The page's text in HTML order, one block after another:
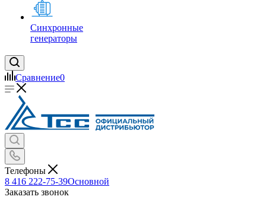
Синхронные
генераторы
Сравнение0
Телефоны
8 416 222-75-39Основной
Заказать звонок